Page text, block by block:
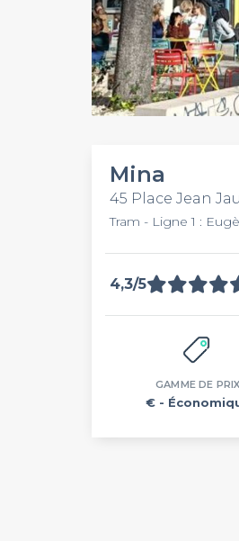
Mina
45 Place Jean
Tram - Ligne 1 :
4,3/5
GAMME DE PRIX
€ -